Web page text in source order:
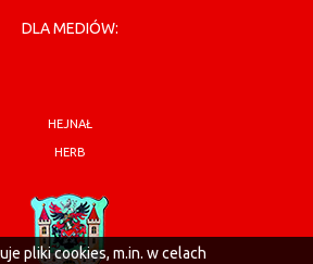
DLA MEDIÓW:
HEJNAŁ
HERB
pliki cookies, m.in. w celach